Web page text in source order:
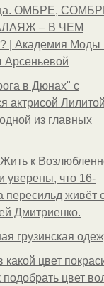
ОМБРЕ,
– В ЧЕМ
| Академия Моды
в Дюнах" с
актрисой Лилитой
из главных
к
уверены, что 16-
пересильд живёт
Дмитриенко.
грузинская
какой цвет
цвет